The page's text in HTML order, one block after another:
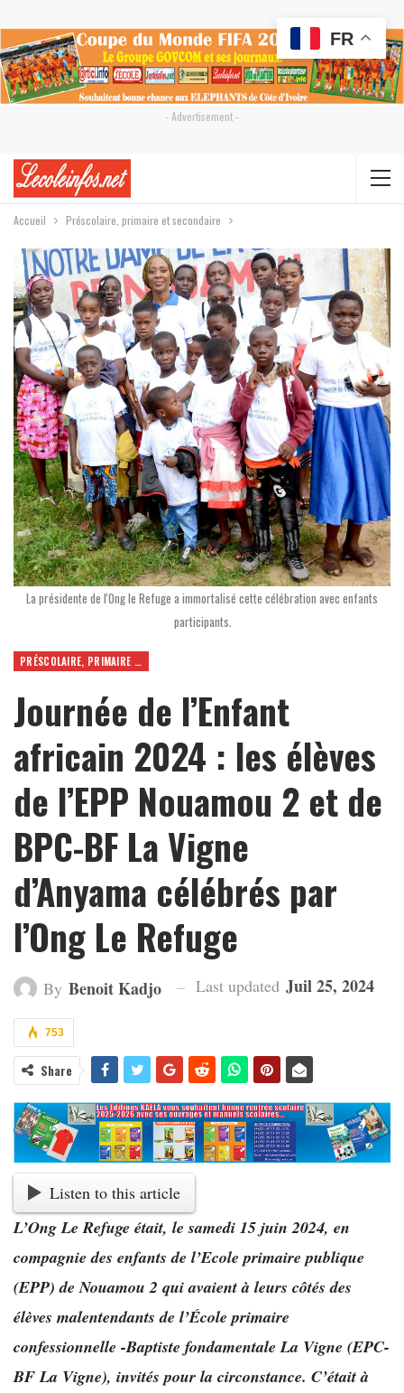
- Advertisement -
Accueil Préscolaire, primaire et secondaire
La présidente de l'Ong le Refuge a immortalisé cette célébration avec enfants
participants.
PRÉSCOLAIRE, PRIMAIRE ET SECONDAIRE
Journée de l’Enfant
africain 2024 : les élèves
de l’EPP Nouamou 2 et de
BPC-BF La Vigne
d’Anyama célébrés par
l’Ong Le Refuge
By Benoit Kadjo Last updated Juil 25, 2024
753
Share
Listen to this article
L’Ong Le Refuge était, le samedi 15 juin 2024, en
compagnie des enfants de l’Ecole primaire publique
(EPP) de Nouamou 2 qui avaient à leurs côtés des
élèves malentendants de l’École primaire
confessionnelle -Baptiste fondamentale La Vigne (EPC-
BF La Vigne), invités pour la circonstance. C’était à
FR